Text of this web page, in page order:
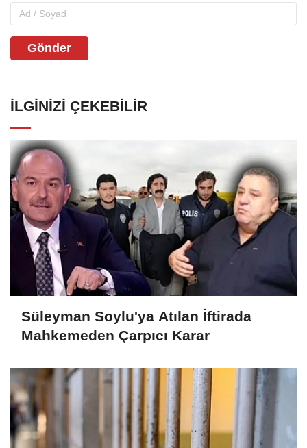
Gönder
İLGINIZI ÇEKEBILIR
Süleyman Soylu'ya Atılan İftirada
Mahkemeden Çarpıcı Karar